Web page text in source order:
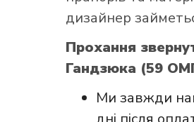
дизайнер
Прохання
Гандзюка (59
Ми завжди